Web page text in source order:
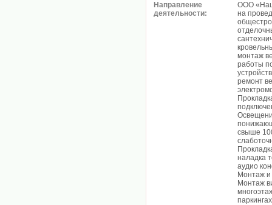
Направление
деятельности:
ООО
на
монтаж
работы
ремонт
свыше
наладка
аудио
Монтаж
Монтаж